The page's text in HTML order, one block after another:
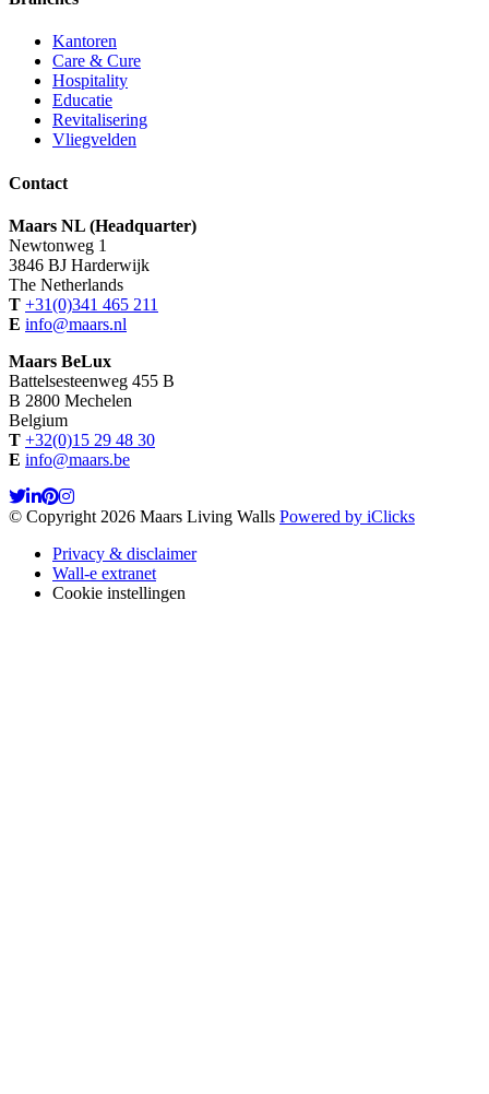
Kantoren
Care & Cure
Hospitality
Educatie
Revitalisering
Vliegvelden
Contact
Maars NL (Headquarter)
Newtonweg 1
3846 BJ Harderwijk
The Netherlands
T +31(0)341 465 211
E info@maars.nl
Maars BeLux
Battelsesteenweg 455 B
B 2800 Mechelen
Belgium
T +32(0)15 29 48 30
E info@maars.be
© Copyright 2026 Maars Living Walls Powered by iClicks
Privacy & disclaimer
Wall-e extranet
Cookie instellingen